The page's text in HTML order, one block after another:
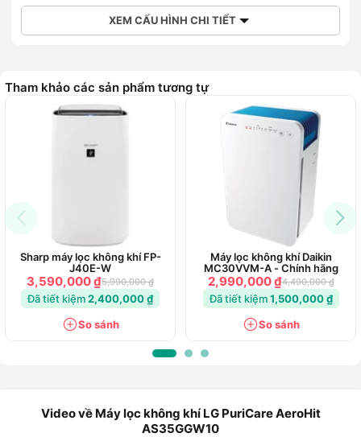
XEM CẤU HÌNH CHI TIẾT
Tham khảo các sản phẩm tương tự
Sharp máy lọc không khí FP-
J40E-W
3,590,000 ₫5,990,000 ₫
Đã tiết kiệm2,400,000 ₫
So sánh
Máy lọc không khí Daikin
MC30VVM-A - Chính hãng
2,990,000 ₫4,490,000 ₫
Đã tiết kiệm1,500,000 ₫
So sánh
Video về Máy lọc không khí LG PuriCare AeroHit
AS35GGW10